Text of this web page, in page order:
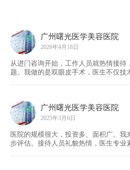
广州曙光医学美容医院
2026年4月18日
从进门咨询开始，工作人员就热情接待
题。我做的是双眼皮手术，医生不仅技
广州曙光医学美容医院
2025年3月6日
医院的规模很大，投资多、面积广。我
步评估。接待人员礼貌热情，医生专业